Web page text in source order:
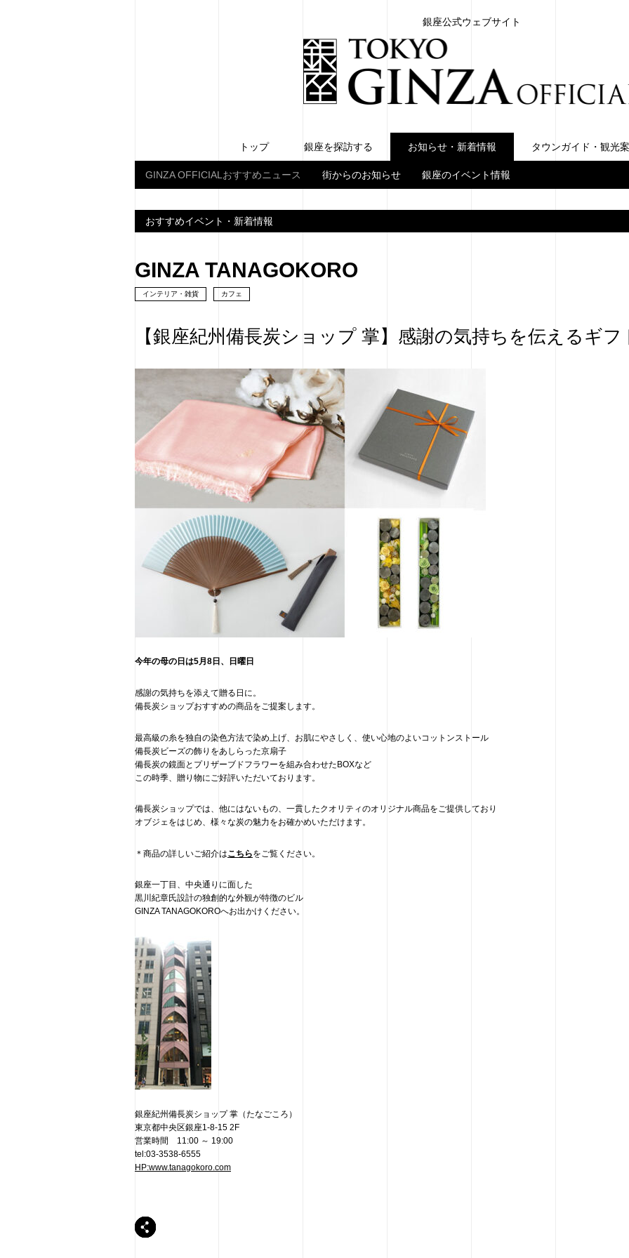
銀座公式ウェブサイト
トップ 銀座を探訪する お知らせ・新着情報
お知らせ・新着情報
GINZA OFFICIALおすすめニュース 街からのお知らせ 銀座のイベント情報
タウンガイド・観光
おすすめイベント・新着情報
GINZA TANAGOKORO
インテリア・雑貨 カフェ
【銀座紀州備長炭ショップ 掌】感謝の気持ちを伝えるギフ
今年の母の日は5月8日、日曜日
感謝の気持ちを添えて贈る日に。
備長炭ショップおすすめの商品をご提案します。
最高級の糸を独自の染色方法で染め上げ、お肌にやさしく、使い心地のよいコットンストール
備長炭ビーズの飾りをあしらった京扇子
備長炭の鏡面とプリザーブドフラワーを組み合わせたBOXなど
この時季、贈り物にご好評いただいております。
備長炭ショップでは、他にはないもの、一貫したクオリティのオリジナル商品をご提供しており
オブジェをはじめ、様々な炭の魅力をお確かめいただけます。
＊商品の詳しいご紹介はこちらをご覧ください。
銀座一丁目、中央通りに面した
黒川紀章氏設計の独創的な外観が特徴のビル
GINZA TANAGOKOROへお出かけください。
銀座紀州備長炭ショップ 掌（たなごころ）
東京都中央区銀座1-8-15 2F
営業時間 11:00 ～ 19:00
tel:03-3538-6555
HP:www.tanagokoro.com